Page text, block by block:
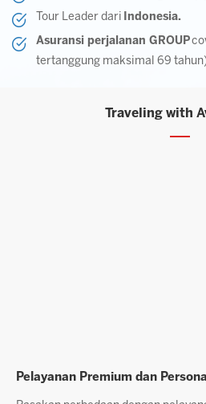
Tour Leader dari Indonesia.
Asuransi perjalanan GROUP
tertanggung maksimal 69
Traveling with
Layanan Agen Berpengalaman